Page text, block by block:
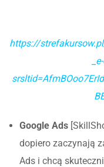
https://
Google Ads
dopiero zaczynają
Ads i chcą